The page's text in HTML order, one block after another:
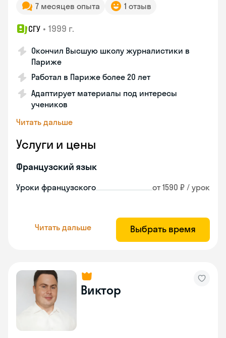
7 месяцев опыта
1 отзыв
СГУ • 1999 г.
Окончил Высшую школу журналистики в
Париже
Работал в Париже более 20 лет
Адаптирует материалы под интересы
учеников
Читать дальше
Услуги и цены
Французский язык
Уроки французского от 1590 ₽ / урок
Читать дальше Выбрать время
Виктор